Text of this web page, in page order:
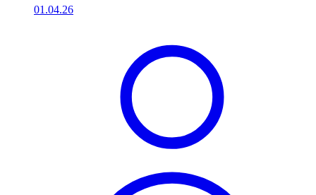
01.04.26